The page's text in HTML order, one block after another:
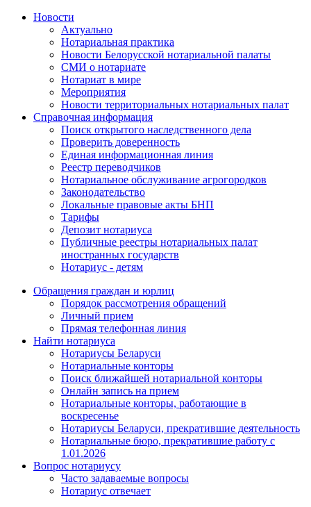
Новости
Актуально
Нотариальная практика
Новости Белорусской нотариальной палаты
СМИ о нотариате
Нотариат в мире
Мероприятия
Новости территориальных нотариальных палат
Справочная информация
Поиск открытого наследственного дела
Проверить доверенность
Единая информационная линия
Реестр переводчиков
Нотариальное обслуживание агрогородков
Законодательство
Локальные правовые акты БНП
Тарифы
Депозит нотариуса
Публичные реестры нотариальных палат
иностранных государств
Нотариус - детям
Обращения граждан и юрлиц
Порядок рассмотрения обращений
Личный прием
Прямая телефонная линия
Найти нотариуса
Нотариусы Беларуси
Нотариальные конторы
Поиск ближайшей нотариальной конторы
Онлайн запись на прием
Нотариальные конторы, работающие в
воскресенье
Нотариусы Беларуси, прекратившие деятельность
Нотариальные бюро, прекратившие работу с
1.01.2026
Вопрос нотариусу
Часто задаваемые вопросы
Нотариус отвечает